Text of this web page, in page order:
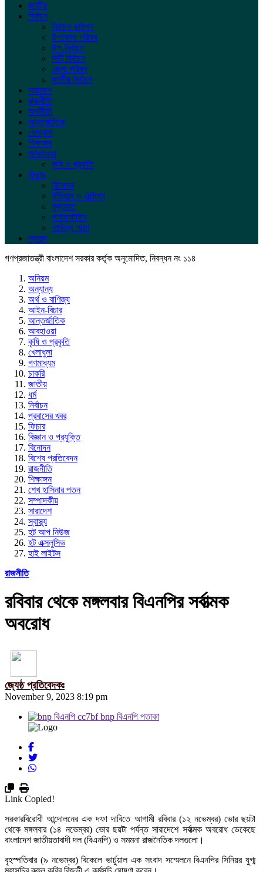
জাতীয়
নির্বাচন
নির্বাচন কমিশন
উপজেলা পরিষদ
উপ-নির্বাচন
সিটি নির্বাচন
জেলা পরিষদ
জাতীয় নির্বাচন
সারাদেশ
রাজনীতি
অর্থনীতি
আন্তর্জাতিক
খেলাধুলা
শিক্ষাঙ্গন
আবহাওয়া
কৃষি ও প্রকৃতি
ফিচার
বিনোদন
ইতিহাস ও ঐতিহ্য
মুক্তমত
লাইফস্টাইল
সাহিত্য পাতা
স্বাস্থ্য
গণপ্রজাতন্ত্রী বাংলাদেশ সরকার কর্তৃক অনুমোদিত, নিবন্ধন নং ১১৪
অনিয়ম
অন্যান্য
অর্থ ও বাণিজ্য
আইন-বিচার
আন্তর্জাতিক
আবহাওয়া
কৃষি ও প্রকৃতি
খেলাধুলা
গণমাধ্যম
চাকরি
জাতীয়
ধর্ম
নির্বাচন
প্রবাসের খবর
ফিচার
বিজ্ঞান ও প্রযুক্তি
বিনোদন
বিশেষ প্রতিবেদন
রাজনীতি
শিক্ষাঙ্গন
শেখ হাসিনার পতন
সম্পাদকীয়
সারাদেশ
স্বাস্থ্য
হট আপ নিউজ
হট এক্সলুসিভ
হাই লাইটস
রাজনীতি
রবিবার থেকে মঙ্গলবার বিএনপির সর্বাত্মক
অবরোধ
জ্যেষ্ঠ প্রতিবেদকঃ
November 9, 2023 8:19 pm
Link Copied!
সরকারবিরোধী আন্দোলনের এক দফা দাবিতে আগামী রবিবার (১২ নভেম্বর) ভোর ছয়টা
থেকে মঙ্গলবার (১৪ নভেম্বর) ভোর ছয়টা পর্যন্ত সারাদেশে সর্বাত্মক অবরোধ ডেকেছে
বাংলাদেশ জাতীয়তাবাদী দল (বিএনপি) ও সমমনা রাজনৈতিক দলগুলো।
বৃহস্পতিবার (৯ নভেম্বর) বিকেলে ভার্চুয়াল এক সংবাদ সম্মেলনে বিএনপির সিনিয়র যুগ্ম